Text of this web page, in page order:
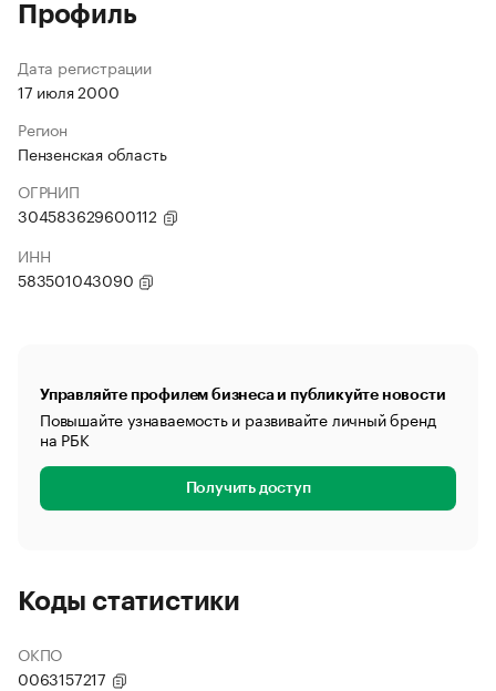
Профиль
Дата регистрации
17 июля 2000
Регион
Пензенская область
ОГРНИП
304583629600112
ИНН
583501043090
Управляйте профилем бизнеса и публикуйте новости
Повышайте узнаваемость и развивайте личный бренд
на РБК
Получить доступ
Коды статистики
ОКПО
0063157217